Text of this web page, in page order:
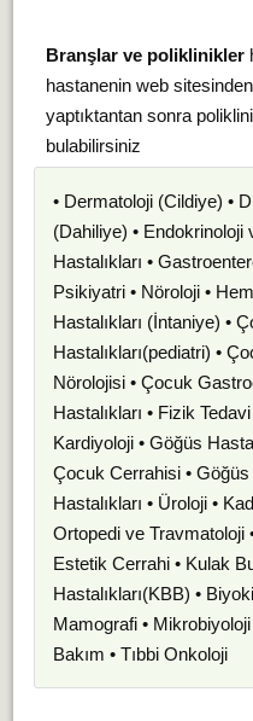
Branşlar ve poliklinikler
hastanenin web
yaptıktantan sonra
bulabilirsiniz
• Dermatoloji (Cildiye) •
(Dahiliye) • Endokrinoloji
Hastalıkları •
Psikiyatri • Nöroloji •
Hastalıkları (İntaniye) •
Hastalıkları(pediatri) •
Nörolojisi • Çocuk
Hastalıkları • Fizik
Kardiyoloji • Göğüs
Çocuk Cerrahisi •
Hastalıkları • Üroloji •
Ortopedi ve Travmatoloji
Estetik Cerrahi • Kulak
Hastalıkları(KBB) •
Mamografi •
Bakım • Tıbbi Onkoloji